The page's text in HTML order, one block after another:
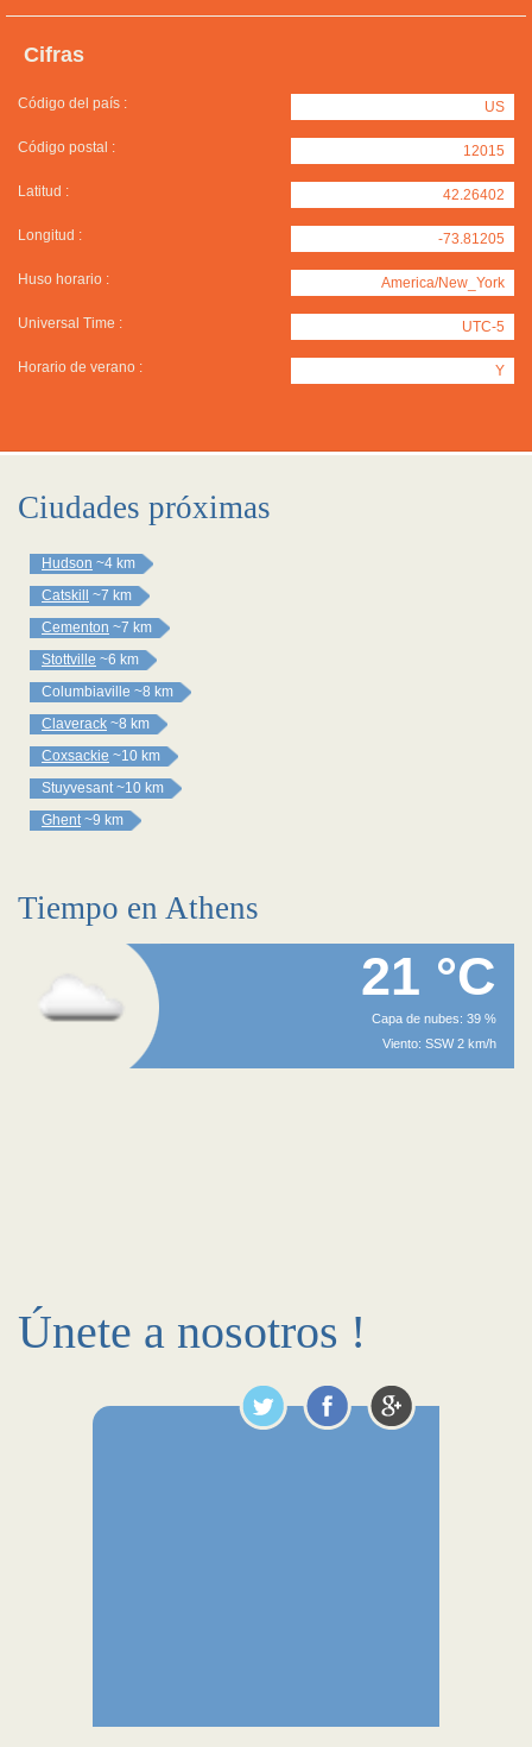
Cifras
Código del país : US
Código postal : 12015
Latitud : 42.26402
Longitud : -73.81205
Huso horario : America/New_York
Universal Time : UTC-5
Horario de verano : Y
Ciudades próximas
Hudson ~4 km
Catskill
~7 km
Cementon ~7 km
Stottville ~6 km
Columbiaville ~8 km
Claverack ~8 km
Coxsackie ~10 km
Stuyvesant ~10 km
Ghent ~9 km
Tiempo en Athens
21 °C
Capa de nubes: 39 %
Viento: SSW 2 km/h
Únete a nosotros !